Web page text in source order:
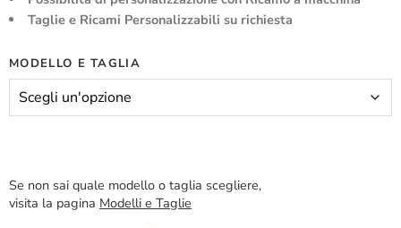
Taglie e Ricami Personalizzabili su richiesta
MODELLO E TAGLIA
Se non sai quale modello o taglia scegliere,
visita la pagina Modelli e Taglie